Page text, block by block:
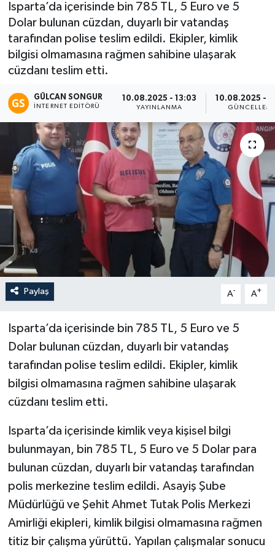
Isparta’da içerisinde bin 785 TL, 5 Euro ve 5
Dolar bulunan cüzdan, duyarlı bir vatandaş
tarafından polise teslim edildi. Ekipler, kimlik
bilgisi olmamasına rağmen sahibine ulaşarak
cüzdanı teslim etti.
GÜLCAN SONGUR
İNTERNET EDITÖRÜ
10.08.2025 - 13:03
YAYINLANMA
10.08.2025 -
Paylaş A- A+
Isparta’da içerisinde bin 785 TL, 5 Euro ve 5
Dolar bulunan cüzdan, duyarlı bir vatandaş
tarafından polise teslim edildi. Ekipler, kimlik
bilgisi olmamasına rağmen sahibine ulaşarak
cüzdanı teslim etti.
Isparta’da içerisinde kimlik veya kişisel bilgi
bulunmayan, bin 785 TL, 5 Euro ve 5 Dolar para
bulunan cüzdan, duyarlı bir vatandaş tarafından
polis merkezine teslim edildi. Asayiş Şube
Müdürlüğü ve Şehit Ahmet Tutak Polis Merkezi
Amirliği ekipleri, kimlik bilgisi olmamasına rağmen
titiz bir çalışma yürüttü. Yapılan çalışmalar sonucu
Eğitim
Teknoloji